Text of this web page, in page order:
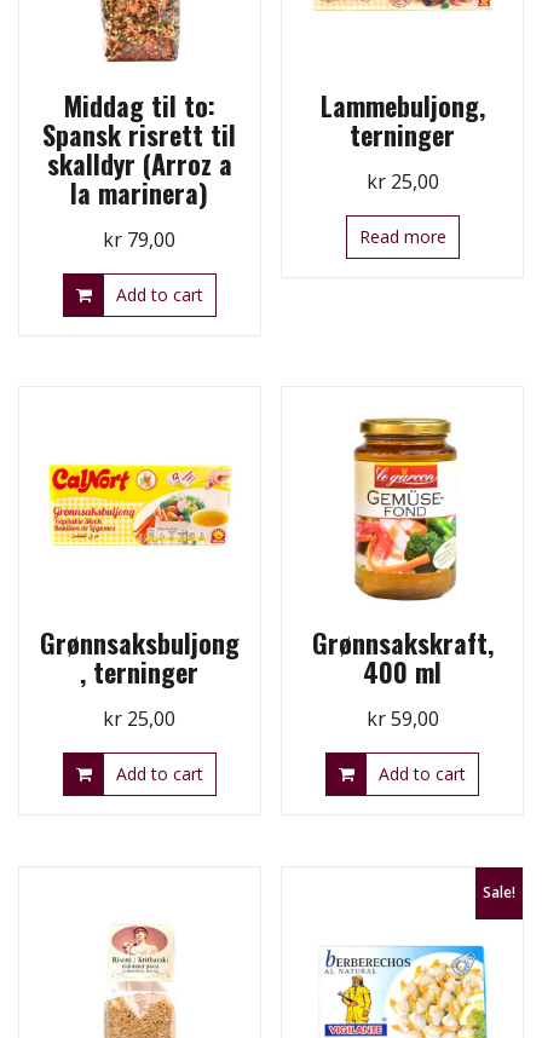
Middag til to:
Spansk risrett til
skalldyr (Arroz a
la marinera)
kr 79,00
Add to cart
Lammebuljong,
terninger
kr25,00
Read more
Grønnsaksbuljong
, terninger
kr 25,00
Add to cart
Grønnsakskraft,
400 ml
kr59,00
Add to cart
Sale!